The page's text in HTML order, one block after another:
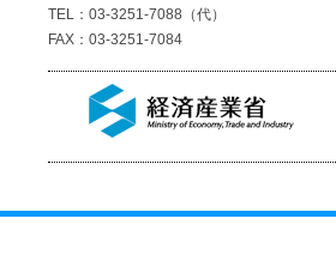
TEL：03-3251-7088（代）
FAX：03-3251-7084